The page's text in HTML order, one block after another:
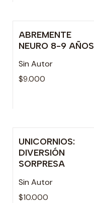
Agotado
ABREMENTE
NEURO 8-9 AÑOS
Sin Autor
$9.000
Agotado
UNICORNIOS:
DIVERSIÓN
SORPRESA
Sin Autor
$10.000